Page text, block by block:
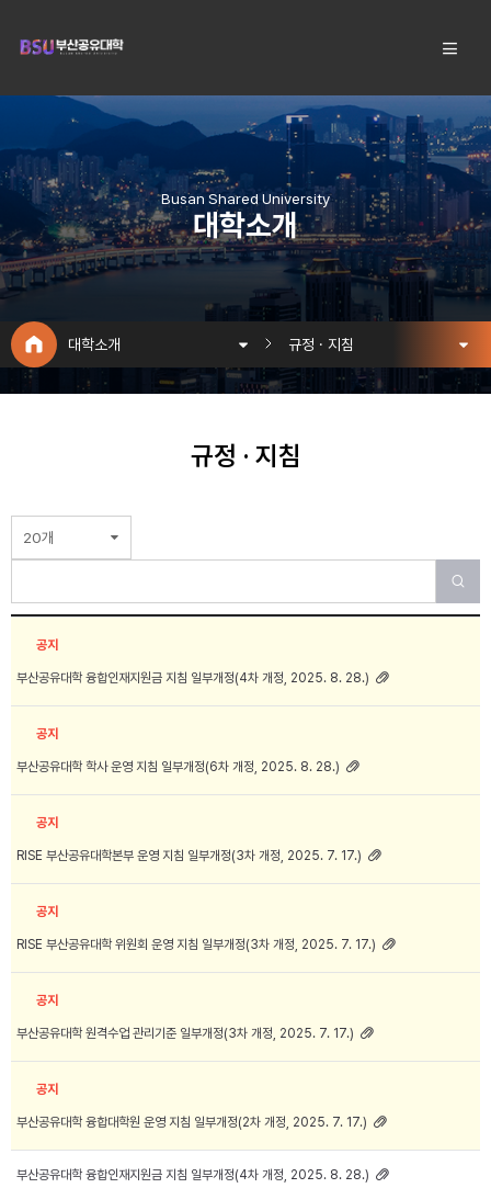
Busan Shared University
대학소개
대학소개 규정 · 지침
규정 · 지침
20개
공지
부산공유대학 융합인재지원금 지침 일부개정(4차 개정, 2025. 8. 28.)
공지
부산공유대학 학사 운영 지침 일부개정(6차 개정, 2025. 8. 28.)
공지
RISE 부산공유대학본부 운영 지침 일부개정(3차 개정, 2025. 7. 17.)
공지
RISE 부산공유대학 위원회 운영 지침 일부개정(3차 개정, 2025. 7. 17.)
공지
부산공유대학 원격수업 관리기준 일부개정(3차 개정, 2025. 7. 17.)
공지
부산공유대학 융합대학원 운영 지침 일부개정(2차 개정, 2025. 7. 17.)
부산공유대학 융합인재지원금 지침 일부개정(4차 개정, 2025. 8. 28.)